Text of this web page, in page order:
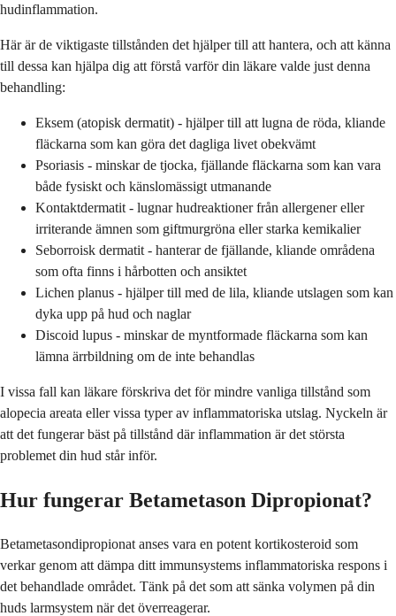
hudinflammation.
Här är de viktigaste tillstånden det hjälper till att hantera, och att känna
till dessa kan hjälpa dig att förstå varför din läkare valde just denna
behandling:
Eksem (atopisk dermatit) - hjälper till att lugna de röda, kliande
fläckarna som kan göra det dagliga livet obekvämt
Psoriasis - minskar de tjocka, fjällande fläckarna som kan vara
både fysiskt och känslomässigt utmanande
Kontaktdermatit - lugnar hudreaktioner från allergener eller
irriterande ämnen som giftmurgröna eller starka kemikalier
Seborroisk dermatit - hanterar de fjällande, kliande områdena
som ofta finns i hårbotten och ansiktet
Lichen planus - hjälper till med de lila, kliande utslagen som kan
dyka upp på hud och naglar
Discoid lupus - minskar de myntformade fläckarna som kan
lämna ärrbildning om de inte behandlas
I vissa fall kan läkare förskriva det för mindre vanliga tillstånd som
alopecia areata eller vissa typer av inflammatoriska utslag. Nyckeln är
att det fungerar bäst på tillstånd där inflammation är det största
problemet din hud står inför.
Hur fungerar Betametason Dipropionat?
Betametasondipropionat anses vara en potent kortikosteroid som
verkar genom att dämpa ditt immunsystems inflammatoriska respons i
det behandlade området. Tänk på det som att sänka volymen på din
huds larmsystem när det överreagerar.